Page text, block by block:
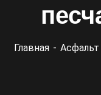
Главная Асфальт